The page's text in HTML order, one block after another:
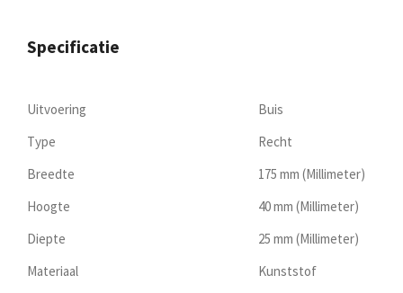
Specificatie
Uitvoering
Buis
Type
Recht
Breedte
175 mm (Millimeter)
Hoogte
40 mm (Millimeter)
Diepte
25 mm (Millimeter)
Materiaal
Kunststof